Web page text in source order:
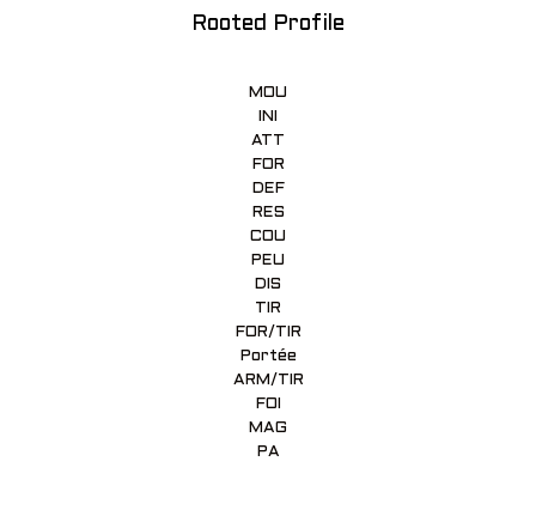
Rooted Profile
MOU
INI
ATT
FOR
DEF
RES
COU
PEU
DIS
TIR
FOR/TIR
Portée
ARM/TIR
FOI
MAG
PA